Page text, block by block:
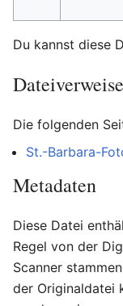
Du kannst diese
Dateiverweise
Die folgenden
St.-Barbara-
Metadaten
Diese Datei
Regel von der
Scanner
der Originaldatei